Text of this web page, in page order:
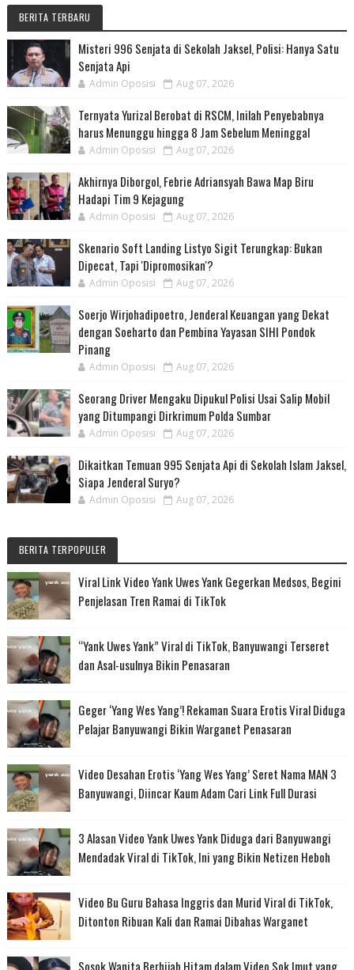
BERITA TERBARU
Misteri 996 Senjata di Sekolah Jaksel, Polisi: Hanya Satu
Senjata Api
Admin Oposisi Aug 07, 2026
Ternyata Yurizal Berobat di RSCM, Inilah Penyebabnya
harus Menunggu hingga 8 Jam Sebelum Meninggal
Admin Oposisi Aug 07, 2026
Akhirnya Diborgol, Febrie Adriansyah Bawa Map Biru
Hadapi Tim 9 Kejagung
Admin Oposisi Aug 07, 2026
Skenario Soft Landing Listyo Sigit Terungkap: Bukan
Dipecat, Tapi 'Dipromosikan'?
Admin Oposisi Aug 07, 2026
Soerjo Wirjohadipoetro, Jenderal Keuangan yang Dekat
dengan Soeharto dan Pembina Yayasan SIHI Pondok
Pinang
Admin Oposisi Aug 07, 2026
Seorang Driver Mengaku Dipukul Polisi Usai Salip Mobil
yang Ditumpangi Dirkrimum Polda Sumbar
Admin Oposisi Aug 07, 2026
Dikaitkan Temuan 995 Senjata Api di Sekolah Islam Jaksel,
Siapa Jenderal Suryo?
Admin Oposisi Aug 07, 2026
BERITA TERPOPULER
Viral Link Video Yank Uwes Yank Gegerkan Medsos, Begini
Penjelasan Tren Ramai di TikTok
“Yank Uwes Yank” Viral di TikTok, Banyuwangi Terseret
dan Asal-usulnya Bikin Penasaran
Geger ‘Yang Wes Yang’! Rekaman Suara Erotis Viral Diduga
Pelajar Banyuwangi Bikin Warganet Penasaran
Video Desahan Erotis ‘Yang Wes Yang’ Seret Nama MAN 3
Banyuwangi, Diincar Kaum Adam Cari Link Full Durasi
3 Alasan Video Yank Uwes Yank Diduga dari Banyuwangi
Mendadak Viral di TikTok, Ini yang Bikin Netizen Heboh
Video Bu Guru Bahasa Inggris dan Murid Viral di TikTok,
Ditonton Ribuan Kali dan Ramai Dibahas Warganet
Sosok Wanita Berhijab Hitam dalam Video Sok Imut yang